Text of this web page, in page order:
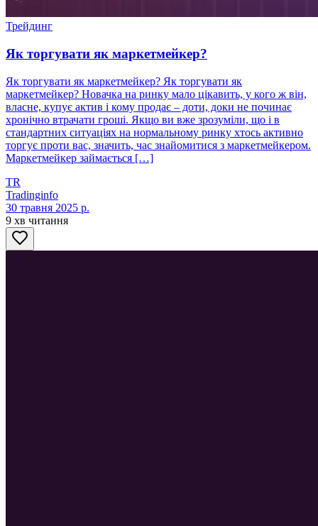
Трейдинг
Як торгувати як маркетмейкер?
Як торгувати як маркетмейкер? Як торгувати як
маркетмейкер? Новачка на ринку мало цікавить, у кого ж він,
власне, купує актив і кому продає – доти, доки не починає
хронічно втрачати гроші. Якщо ви вже зрозуміли, що і в
стандартних ситуаціях на нормальному ринку хтось активно
торгує проти вас, значить, час знайомитися з маркетмейкером.
Маркетмейкер займається […]
TR
Tradinginfo
30 травня 2025 р.
9 хв читання